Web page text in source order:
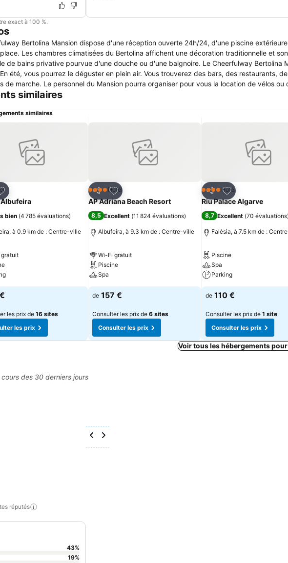
exact à 100 %.
Bertolina Mansion dispose d'une réception ouverte 24h/24, d'une piscine
Les chambres climatisées du Bertolina affichent une décoration traditionnelle et
de bains privative pourvue d'une douche ou d'une baignoire. Le Cheerfulway Bertolina
été, vous pourrez le déguster en plein air. Vous trouverez des bars, des restaurants,
marche. Le personnel du Mansion pourra organiser pour vous la location de vélos ou
La piscine, munie de chaises longues et de parasols, offre une vue panoramique
similaires
similaires
à mes favoris
Albufeira
bien (4 785 évaluations)
à 0.9 km de : Centre-ville
les prix de 16 sites
les prix
Partager
Ajouter à mes favoris
4 ÉtoilesHôtel
AP Adriana Beach Resort
8,5 Excellent (11 824 évaluations)
Albufeira, à 9.3 km de : Centre-ville
Wi-Fi gratuit
Piscine
Spa
de 157 €
Consulter les prix de 6 sites
Consulter les prix
Partager
Ajouter à mes
4 ÉtoilesHôtel
Riu Palace Algarve
8,7 Excellent (70 évaluations)
Falésia, à 7.5 km de :
Piscine
Spa
Parking
de 110 €
Consulter les prix de 1 site
Consulter les prix
Voir tous les hébergements
des 30 derniers jours
réputés
43%
19%